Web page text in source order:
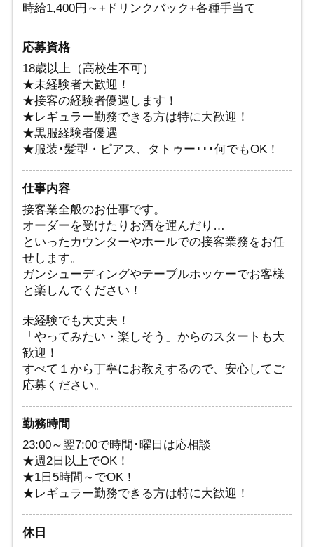
時給1,400円～+ドリンクバック+各種手当て
応募資格
18歳以上（高校生不可）
★未経験者大歓迎！
★接客の経験者優遇します！
★レギュラー勤務できる方は特に大歓迎！
★黒服経験者優遇
★服装･髪型・ピアス、タトゥー･･･何でもOK！
仕事内容
接客業全般のお仕事です。
オーダーを受けたりお酒を運んだり…
といったカウンターやホールでの接客業務をお任
せします。
ガンシューディングやテーブルホッケーでお客様
と楽しんでください！
未経験でも大丈夫！
「やってみたい・楽しそう」からのスタートも大
歓迎！
すべて１から丁寧にお教えするので、安心してご
応募ください。
勤務時間
23:00～翌7:00で時間･曜日は応相談
★週2日以上でOK！
★1日5時間～でOK！
★レギュラー勤務できる方は特に大歓迎！
休日